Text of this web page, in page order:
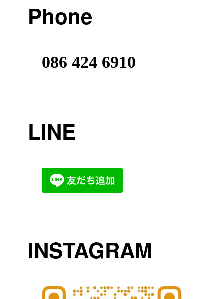
Phone
086 424 6910
LINE
INSTAGRAM